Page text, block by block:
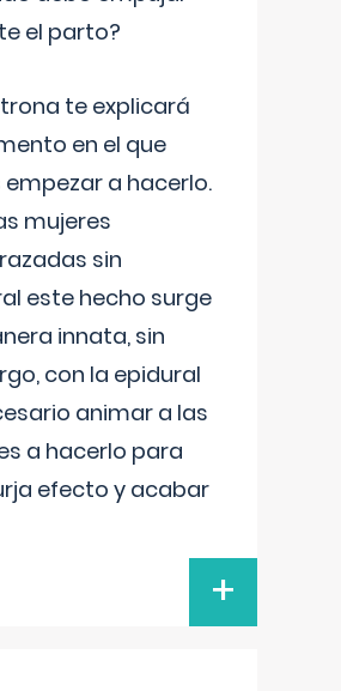
el parto?
te explicará
en el que
empezar a hacerlo.
mujeres
sin
este hecho surge
innata, sin
con la epidural
animar a las
a hacerlo para
efecto y acabar
+